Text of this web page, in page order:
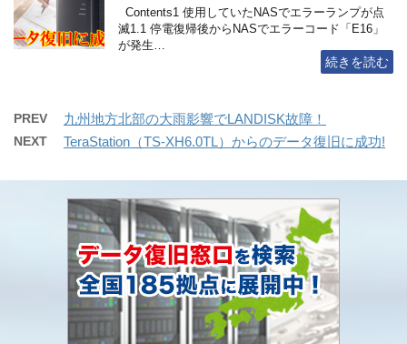
Contents1 使用していたNASでエラーランプが点
滅1.1 停電復帰後からNASでエラーコード「E16」
が発生…
続きを読む
PREV 九州地方北部の大雨影響でLANDISK故障！
NEXT TeraStation（TS-XH6.0TL）からのデータ復旧に成功!